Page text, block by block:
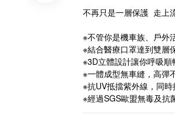
不再只是一層保護  走上
※不管你是機車族、戶外
※結合醫療口罩達到雙層
※3D立體設計讓你呼吸
※一體成型無車縫，高彈
※抗UV抵擋紫外線，同
※經過SGS歐盟無毒及抗